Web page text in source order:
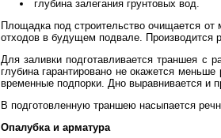
глубина залегания грунтовых вод.
Площадка под строительство очищается от
отходов в будущем подвале. Производится
Для заливки подготавливается траншея с
глубина гарантировано не окажется
временные подпорки. Дно выравнивается и
В подготовленную траншею насыпается
Опалубка и арматура